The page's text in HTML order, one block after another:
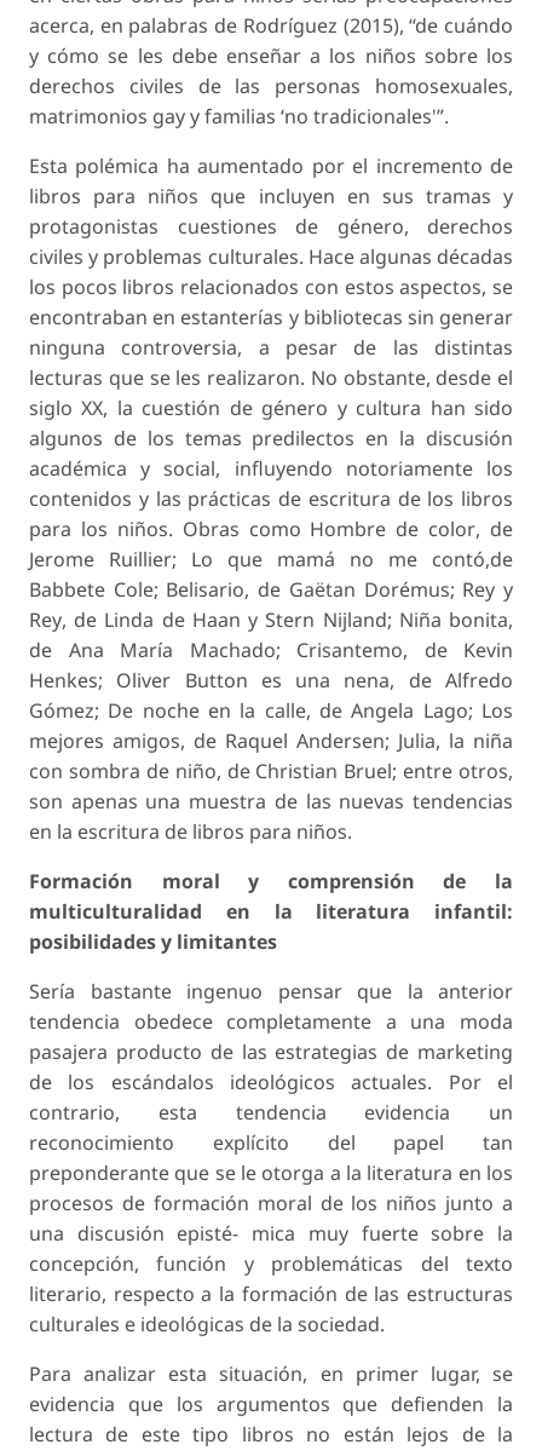
acerca, en palabras de Rodríguez (2015), “de cuándo
y cómo se les debe enseñar a los niños sobre los
derechos civiles de las personas homosexuales,
matrimonios gay y familias ‘no tradicionales'”.
Esta polémica ha aumentado por el incremento de
libros para niños que incluyen en sus tramas y
protagonistas cuestiones de género, derechos
civiles y problemas culturales. Hace algunas décadas
los pocos libros relacionados con estos aspectos, se
encontraban en estanterías y bibliotecas sin generar
ninguna controversia, a pesar de las distintas
lecturas que se les realizaron. No obstante, desde el
siglo XX, la cuestión de género y cultura han sido
algunos de los temas predilectos en la discusión
académica y social, influyendo notoriamente los
contenidos y las prácticas de escritura de los libros
para los niños. Obras como Hombre de color, de
Jerome Ruillier; Lo que mamá no me contó,de
Babbete Cole; Belisario, de Gaëtan Dorémus; Rey y
Rey, de Linda de Haan y Stern Nijland; Niña bonita,
de Ana María Machado; Crisantemo, de Kevin
Henkes; Oliver Button es una nena, de Alfredo
Gómez; De noche en la calle, de Angela Lago; Los
mejores amigos, de Raquel Andersen; Julia, la niña
con sombra de niño, de Christian Bruel; entre otros,
son apenas una muestra de las nuevas tendencias
en la escritura de libros para niños.
Formación moral y comprensión de la
multiculturalidad en la literatura infantil:
posibilidades y limitantes
Sería bastante ingenuo pensar que la anterior
tendencia obedece completamente a una moda
pasajera producto de las estrategias de marketing
de los escándalos ideológicos actuales. Por el
contrario, esta tendencia evidencia un
reconocimiento explícito del papel tan
preponderante que se le otorga a la literatura en los
procesos de formación moral de los niños junto a
una discusión episté- mica muy fuerte sobre la
concepción, función y problemáticas del texto
literario, respecto a la formación de las estructuras
culturales e ideológicas de la sociedad.
Para analizar esta situación, en primer lugar, se
evidencia que los argumentos que defienden la
lectura de este tipo libros no están lejos de la